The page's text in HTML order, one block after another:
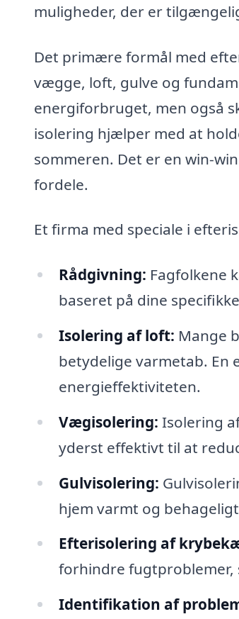
muligheder, der er
Det primære formål med
vægge, loft, gulve og
energiforbruget, men også
isolering hjælper med at
sommeren. Det er en win-
fordele.
Et firma med speciale i
Rådgivning: Fagfolkene
baseret på dine
Isolering af loft: Mange
betydelige varmetab.
energieffektiviteten.
Vægisolering: Isolering
yderst effektivt til at
Gulvisolering:
hjem varmt og
Efterisolering af
forhindre fugtproblemer,
Identifikation af